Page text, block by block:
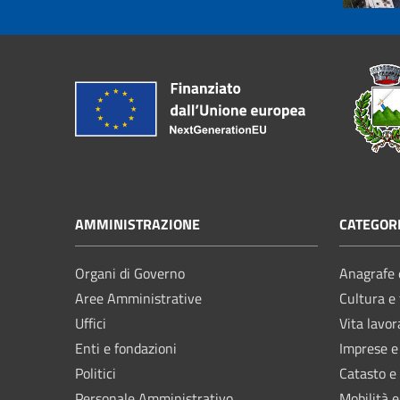
AMMINISTRAZIONE
Organi di Governo
Aree Amministrative
Uffici
Enti e fondazioni
Politici
Cultura
Vita
Imprese
Catasto